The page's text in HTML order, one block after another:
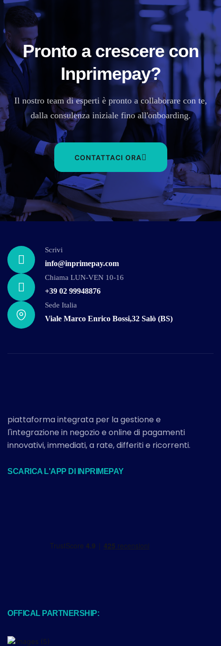
Pronto a crescere con
Inprimepay?
Il nostro team di esperti è pronto a collaborare con te,
dalla consulenza iniziale fino all'onboarding.
CONTATTACI ORA
Scrivi
info@inprimepay.com
Chiama LUN-VEN 10-16
+39 02 99948876
Sede Italia
Viale Marco Enrico Bossi,32 Salò (BS)
piattaforma integrata per la gestione e
l'integrazione in negozio e online di pagamenti
innovativi, immediati, a rate, differiti e ricorrenti.
SCARICA L'APP DI INPRIMEPAY
OFFICAL PARTNERSHIP: